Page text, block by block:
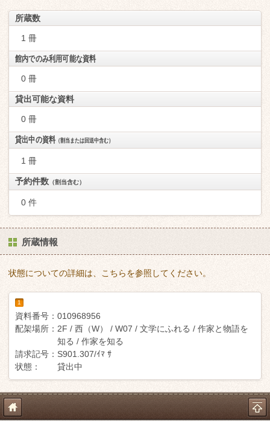
所蔵数
1 冊
館内でのみ利用可能な資料
0 冊
貸出可能な資料
0 冊
貸出中の資料（割当または回送中含む）
1 冊
予約件数 （割当含む）
0 件
所蔵情報
状態についての詳細は、こちらを参照してください。
1
資料番号： 010968956
配架場所： 2F / 西（W） / W07 / 文学にふれる / 作家と物語を
知る / 作家を知る
請求記号： S901.307/ｲﾏ ｻ
状態：
貸出中